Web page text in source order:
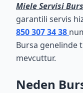
Miele Servisi
garantili servis
850 307 34 38
Bursa genelinde
mevcuttur.
Neden